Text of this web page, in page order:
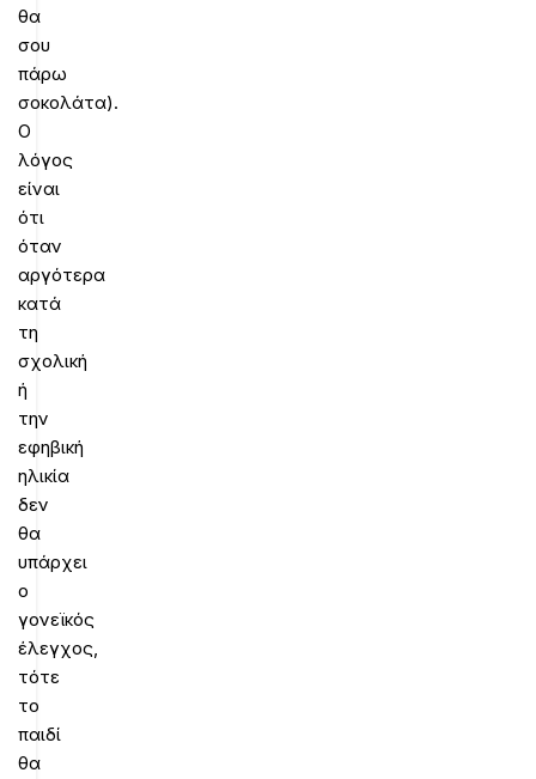
θα
σου
πάρω
σοκολάτα).
Ο
λόγος
είναι
ότι
όταν
αργότερα
κατά
τη
σχολική
ή
την
εφηβική
ηλικία
δεν
θα
υπάρχει
ο
γονεϊκός
έλεγχος,
τότε
το
παιδί
θα